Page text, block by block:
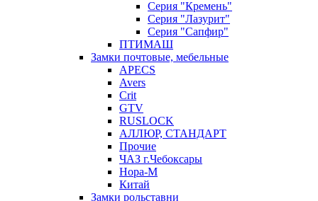
Серия "Кремень"
Серия "Лазурит"
Серия "Сапфир"
ПТИМАШ
Замки почтовые, мебельные
APECS
Avers
Crit
GTV
RUSLOCK
АЛЛЮР, СТАНДАРТ
Прочие
ЧАЗ г.Чебоксары
Нора-М
Китай
Замки рольставни